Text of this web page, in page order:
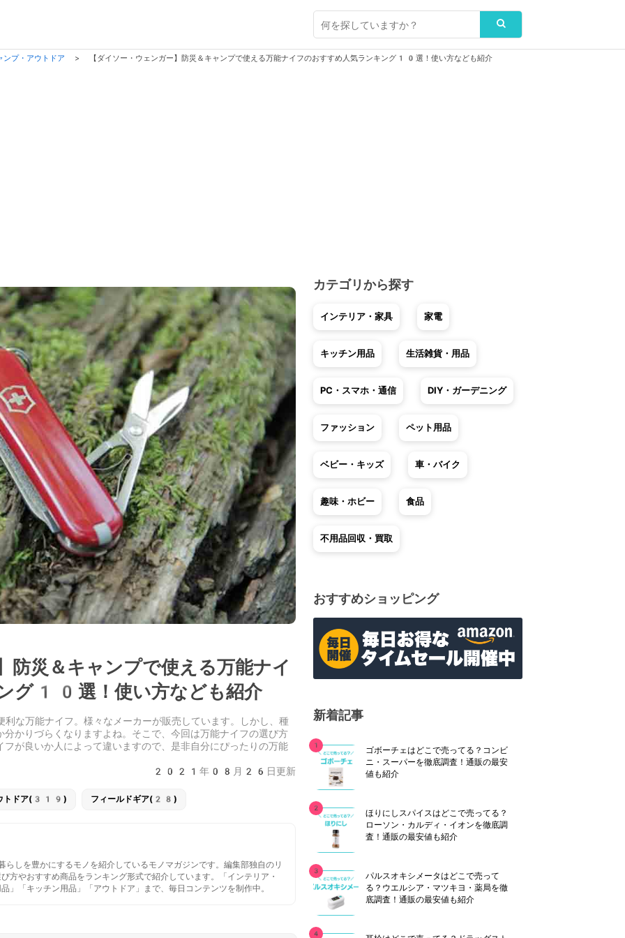
ンプ・アウトドア > 【ダイソー・ウェンガー】防災＆キャンプで使える万能ナイフのおすすめ人気ランキング10選！使い方なども紹介
防災＆キャンプで使える万能ナイ
グ10選！使い方なども紹介
万能ナイフ。様々なメーカーが販売しています。しかし、種
かりづらくなりますよね。そこで、今回は万能ナイフの選び方
が良いか人によって違いますので、是非自分にぴったりの万能
2021年08月26日更新
ウトドア(319) フィールドギア(28)
しを豊かにするモノを紹介しているモノマガジンです。編集部独自のリ
方やおすすめ商品をランキング形式で紹介しています。「インテリア・
」「キッチン用品」「アウトドア」まで、毎日コンテンツを制作中。
カテゴリから探す
インテリア・家具 家電
キッチン用品 生活雑貨・用品
PC・スマホ・通信 DIY・ガーデニング
ファッション ペット用品
ベビー・キッズ 車・バイク
趣味・ホビー 食品
不用品回収・買取
おすすめショッピング
新着記事
ゴボーチェはどこで売ってる？コンビ
ニ・スーパーを徹底調査！通販の最安
値も紹介
ほりにしスパイスはどこで売ってる？
ローソン・カルディ・イオンを徹底調
査！通販の最安値も紹介
パルスオキシメータはどこで売って
る？ウエルシア・マツキヨ・薬局を徹
底調査！通販の最安値も紹介